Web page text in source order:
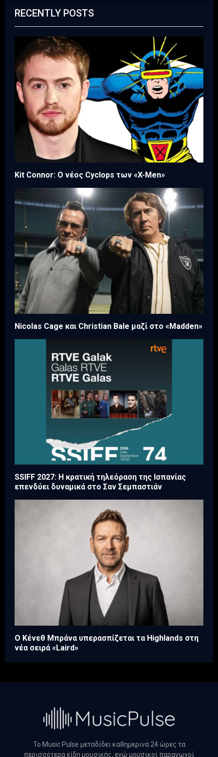
RECENTLY POSTS
Kit Connor: Ο νέος Cyclops των «X-Men»
Nicolas Cage και Christian Bale μαζί στο «Madden»
SSIFF 2027: Η κρατική τηλεόραση της Ισπανίας
επενδύει δυναμικά στο Σαν Σεμπαστιάν
Ο Κένεθ Μπράνα υπερασπίζεται τα Highlands στη
νέα σειρά «Laird»
Το Music Pulse μεταδίδει καθημερινά 24 ώρες τα
περισσότερα είδη μουσικής, ενώ μουσικοί παραγωγοί